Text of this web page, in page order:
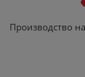
Производство